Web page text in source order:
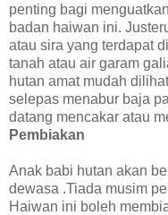
penting bagi
badan haiwan ini.
atau sira yang terdapat
tanah atau air garam
hutan amat mudah
selepas menabur baja
datang mencakar atau
Pembiakan
Anak babi hutan akan
dewasa .Tiada musim
Haiwan ini boleh